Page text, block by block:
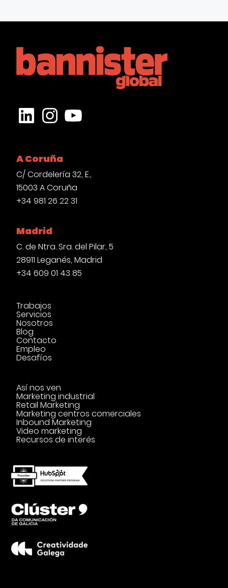
LinkedIn Instagram YouTube
A Coruña
C/ Cordelería 32, E.,
15003 A Coruña
+34 981 26 22 31
Madrid
C. de Ntra. Sra. del Pilar, 5
28911 Leganés, Madrid
+34 609 01 43 85
Trabajos
Servicios
Nosotros
Blog
Contacto
Empleo
Desafíos
Así nos ven
Marketing industrial
Retail Marketing
Marketing centros comerciales
Inbound Marketing
Video marketing
Recursos de interés